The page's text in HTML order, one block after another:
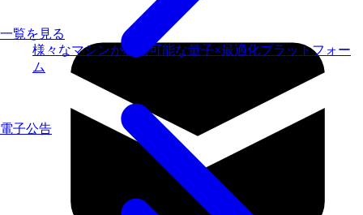
一覧を見る
様々なマシンが利用可能な量子×最適化プラットフォー
ム
電子公告